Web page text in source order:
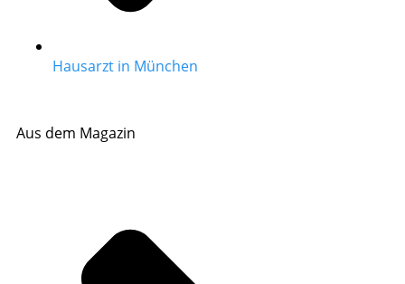
Hausarzt in München
Aus dem Magazin